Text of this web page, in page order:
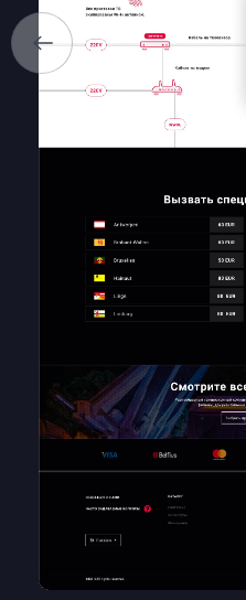
БРИФИ
КАР’ЄРА
БЛОГ
КОНТАКТИ